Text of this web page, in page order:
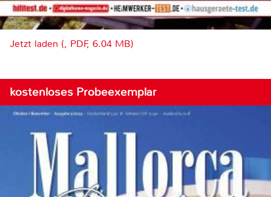
Jetzt laden (, PDF, 6.04 MB)
kostenloses Probeexemplar